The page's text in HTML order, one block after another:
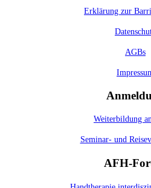
Erklärung zur
AGBs
Weiterbildung
Seminar- und
AFH-